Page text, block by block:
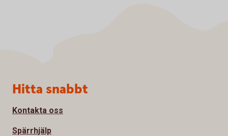
Sidfot
Hitta snabbt
Kontakta oss
Spärrhjälp